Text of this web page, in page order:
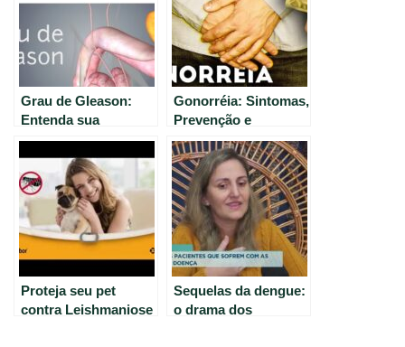
Grau de Gleason:
Entenda sua
importância no
câncer de próstata.
Gonorréia: Sintomas,
Prevenção e
Tratamento – Tudo
Sobre ISTs #1
Proteja seu pet
contra Leishmaniose
Sequelas da dengue:
o drama dos